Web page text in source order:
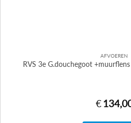
AFVOEREN
RVS 3e G.douchegoot
€